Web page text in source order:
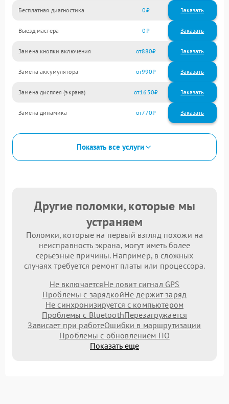
Бесплатная диагностика 0 Заказать
Выезд мастера 0 Заказать
Замена кнопки включения 880
Замена аккумулятора 990
Замена дисплея (экрана) 1650
Замена динамика 770
Показать все услуги
Другие поломки, которые мы
устраняем
Поломки, которые на первый взгляд похожи на
неисправность экрана, могут иметь более
серьезные причины. Например, в сложных
случаях требуется ремонт платы или процессора.
Не включаетсяНе ловит сигнал GPS
Проблемы с зарядкойНе держит заряд
Не синхронизируется с компьютером
Проблемы с BluetoothПерезагружается
Зависает при работеОшибки в маршрутизации
Проблемы с обновлением ПО
Показать еще